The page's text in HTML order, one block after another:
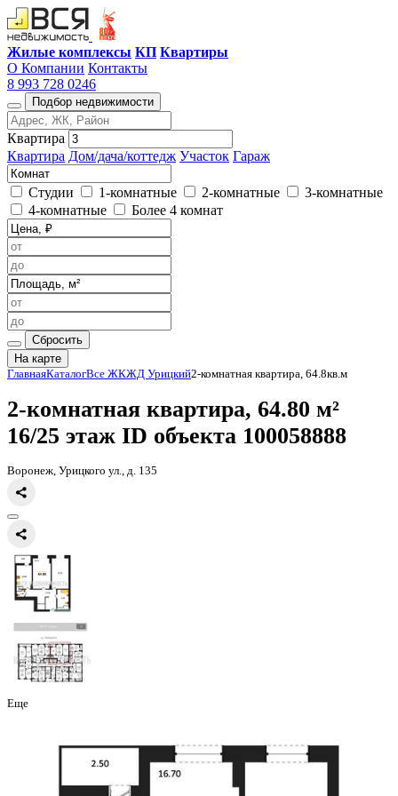
Жилые комплексы КП Квартиры
О Компании Контакты
8 993 728 0246
Подбор недвижимости
Квартира
Квартира Дом/дача/коттедж Участок Гараж
Студии 1-комнатные 2-комнатные
3-комнатные
4-комнатные
Более 4 комнат
Сбросить
На карте
Главная Каталог Все ЖК
2-комнатная квартира, 64.80
16/25 этаж
Воронеж, Урицкого ул., д. 135